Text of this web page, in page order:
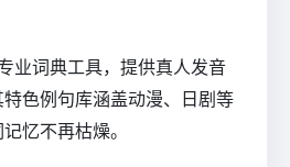
业词典工具，提供真人发音
色例句库涵盖动漫、日剧等
忆不再枯燥。